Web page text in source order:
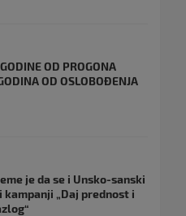
OD PROGONA
OD OSLOBOĐENJA
je da se i Unsko-sanski
„Daj prednost i